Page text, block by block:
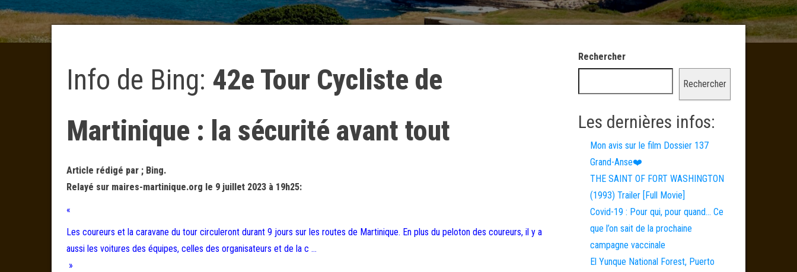
Info de Bing: 42e Tour Cycliste de
Martinique : la sécurité avant tout
Article rédigé par ; Bing.
Relayé sur maires-martinique.org le 9 juillet 2023 à 19h25:
«
Les coureurs et la caravane du tour circuleront durant 9 jours sur les routes de Martinique. En plus du peloton des coureurs, il y a
aussi les voitures des équipes, celles des organisateurs et de la c …
»
Rechercher
Rechercher
Les dernières infos:
Mon avis sur le film Dossier 137
Grand-Anse❤️
THE SAINT OF FORT WASHINGTON
(1993) Trailer [Full Movie]
Covid-19 : Pour qui, pour quand… Ce
que l’on sait de la prochaine
campagne vaccinale
El Yunque National Forest, Puerto